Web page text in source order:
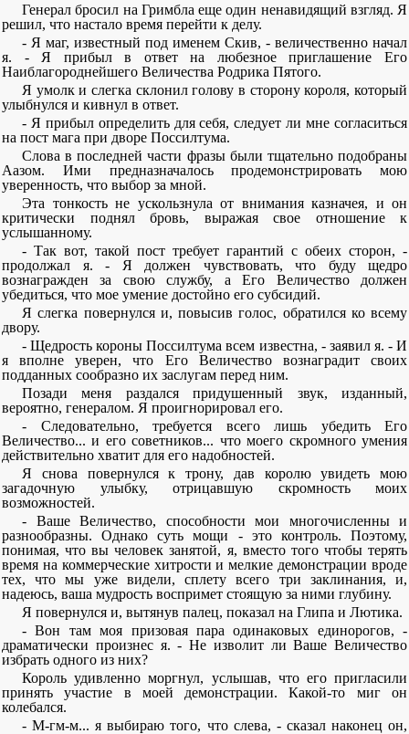
Генерал бросил на Гримбла еще один ненавидящий взгляд. Я
решил, что настало время перейти к делу.
- Я маг, известный под именем Скив, - величественно начал
я. - Я прибыл в ответ на любезное приглашение Его
Наиблагороднейшего Величества Родрика Пятого.
Я умолк и слегка склонил голову в сторону короля, который
улыбнулся и кивнул в ответ.
- Я прибыл определить для себя, следует ли мне согласиться
на пост мага при дворе Поссилтума.
Слова в последней части фразы были тщательно подобраны
Аазом. Ими предназначалось продемонстрировать мою
уверенность, что выбор за мной.
Эта тонкость не ускользнула от внимания казначея, и он
критически поднял бровь, выражая свое отношение к
услышанному.
- Так вот, такой пост требует гарантий с обеих сторон, -
продолжал я. - Я должен чувствовать, что буду щедро
вознагражден за свою службу, а Его Величество должен
убедиться, что мое умение достойно его субсидий.
Я слегка повернулся и, повысив голос, обратился ко всему
двору.
- Щедрость короны Поссилтума всем известна, - заявил я. - И
я вполне уверен, что Его Величество вознаградит своих
подданных сообразно их заслугам перед ним.
Позади меня раздался придушенный звук, изданный,
вероятно, генералом. Я проигнорировал его.
- Следовательно, требуется всего лишь убедить Его
Величество... и его советников... что моего скромного умения
действительно хватит для его надобностей.
Я снова повернулся к трону, дав королю увидеть мою
загадочную улыбку, отрицавшую скромность моих
возможностей.
- Ваше Величество, способности мои многочисленны и
разнообразны. Однако суть мощи - это контроль. Поэтому,
понимая, что вы человек занятой, я, вместо того чтобы терять
время на коммерческие хитрости и мелкие демонстрации вроде
тех, что мы уже видели, сплету всего три заклинания, и,
надеюсь, ваша мудрость воспримет стоящую за ними глубину.
Я повернулся и, вытянув палец, показал на Глипа и Лютика.
- Вон там моя призовая пара одинаковых единорогов, -
драматически произнес я. - Не изволит ли Ваше Величество
избрать одного из них?
Король удивленно моргнул, услышав, что его пригласили
принять участие в моей демонстрации. Какой-то миг он
колебался.
- М-гм-м... я выбираю того, что слева, - сказал наконец он,